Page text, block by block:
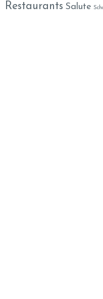
Restaurants Salute